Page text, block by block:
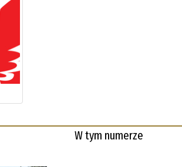
W tym numerze